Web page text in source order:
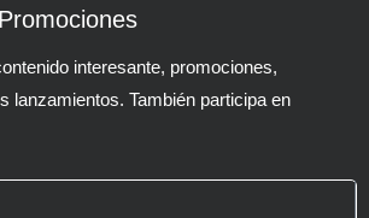
interesante, promociones,
lanzamientos. También participa en